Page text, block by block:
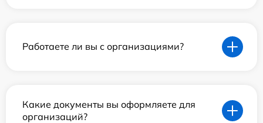
Работаете ли вы с организациями?
Какие документы вы оформляете для
организаций?